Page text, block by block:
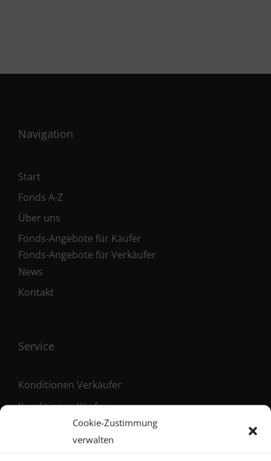
Cookie-Zustimmung
verwalten
Navigation
Start
Fonds A-Z
Über uns
Fonds-Angebote für Käufer
Fonds-Angebote für Verkäufer
News
Kontakt
Service
Konditionen Verkäufer
Konditionen Käufer
Maklervertrag (Verkäufer)
Registrierung als Käufer